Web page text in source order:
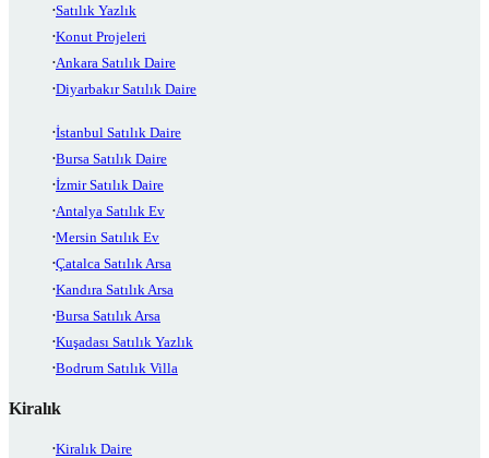
Satılık Yazlık
Konut Projeleri
Ankara Satılık Daire
Diyarbakır Satılık Daire
İstanbul Satılık Daire
Bursa Satılık Daire
İzmir Satılık Daire
Antalya Satılık Ev
Mersin Satılık Ev
Çatalca Satılık Arsa
Kandıra Satılık Arsa
Bursa Satılık Arsa
Kuşadası Satılık Yazlık
Bodrum Satılık Villa
Kiralık
Kiralık Daire